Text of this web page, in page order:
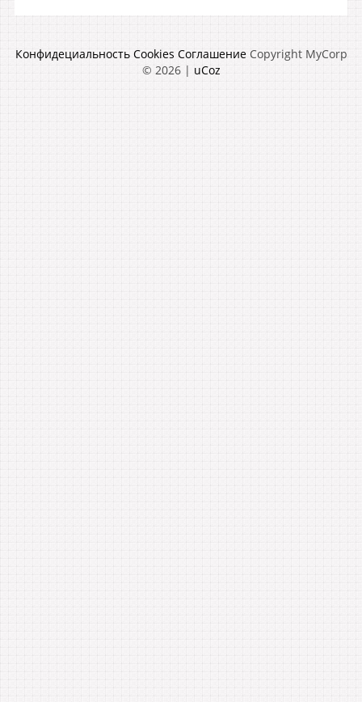
Конфидециальность Cookies Соглашение Copyright MyCorp
© 2026| uCoz